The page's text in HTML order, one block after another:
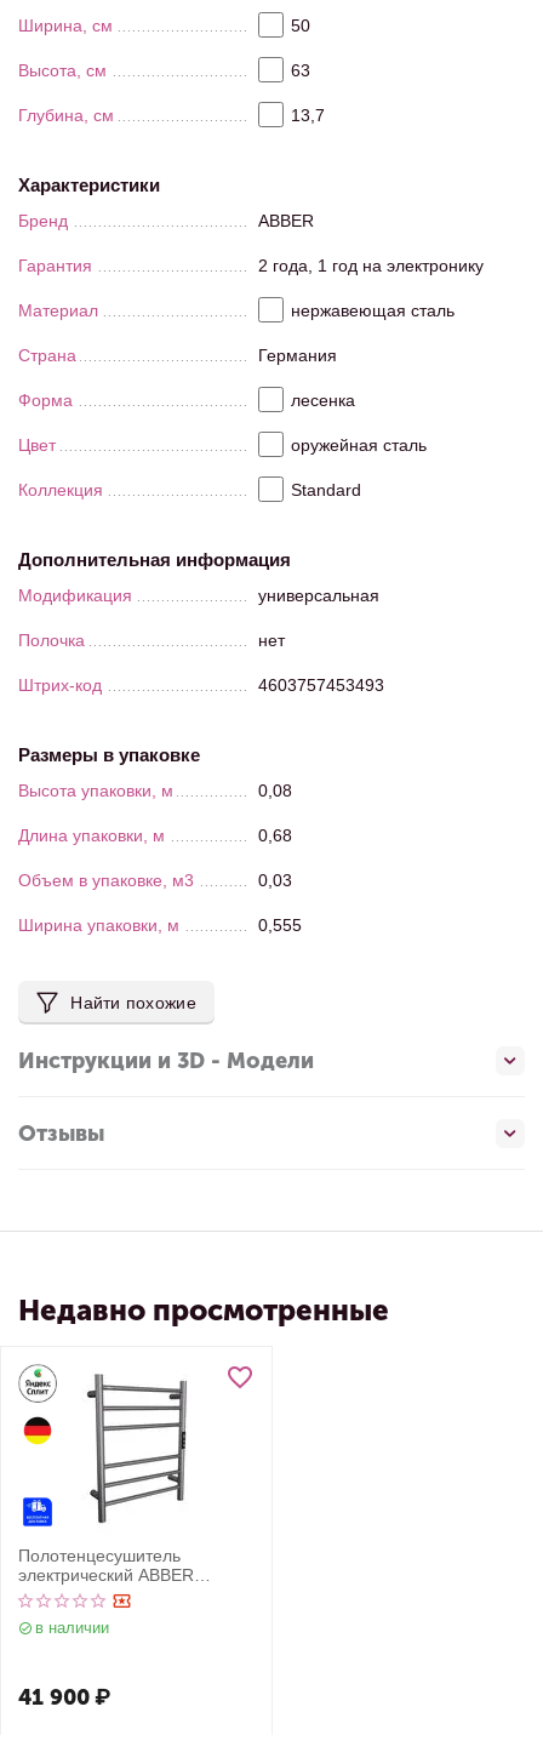
Ширина, см 50
Высота, см 63
Глубина, см 13,7
Характеристики
Бренд ABBER
Гарантия 2 года, 1 год на электронику
Материал нержавеющая сталь
Страна Германия
Форма лесенка
Цвет оружейная сталь
Коллекция Standard
Дополнительная информация
Модификация универсальная
Полочка нет
Штрих-код 4603757453493
Размеры в упаковке
Высота упаковки, м 0,08
Длина упаковки, м 0,68
Объем в упаковке, м3 0,03
Ширина упаковки, м 0,555
Найти похожие
Инструкции и 3D - Модели
Отзывы
Недавно просмотренные
Полотенцесушитель
электрический ABBER
Standard AH4606NG
оружейная сталь
в наличии
41 900₽